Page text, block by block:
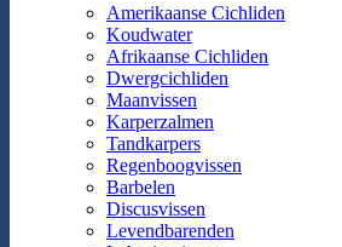
Amerikaanse Cichliden
Koudwater
Afrikaanse Cichliden
Dwergcichliden
Maanvissen
Karperzalmen
Tandkarpers
Regenboogvissen
Barbelen
Discusvissen
Levendbarenden